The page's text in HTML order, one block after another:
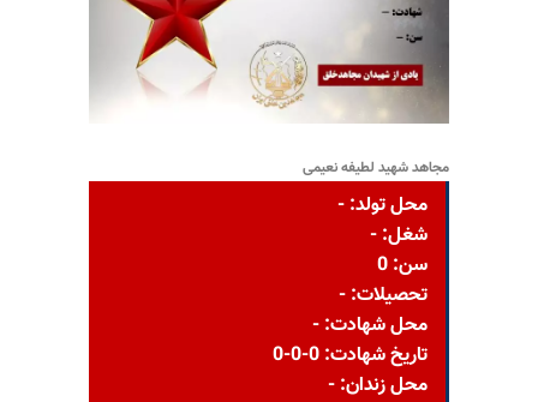
مجاهد شهید لطیفه نعیمی
محل تولد: -
شغل: -
سن: 0
تحصیلات: -
محل شهادت: -
تاریخ شهادت: 0-0-0
محل زندان: -